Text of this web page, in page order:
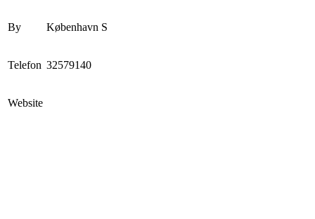
By København S
Telefon 32579140
Website